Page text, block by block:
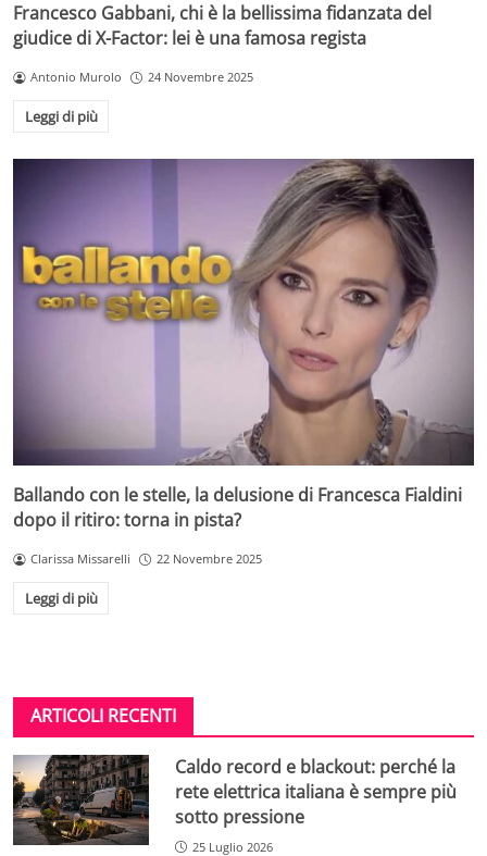
Francesco Gabbani, chi è la bellissima fidanzata del
giudice di X-Factor: lei è una famosa regista
Antonio Murolo 24 Novembre 2025
Leggi di più
Ballando con le stelle, la delusione di Francesca Fialdini
dopo il ritiro: torna in pista?
Clarissa Missarelli 22 Novembre 2025
Leggi di più
ARTICOLI RECENTI
Caldo record e blackout: perché la
rete elettrica italiana è sempre più
sotto pressione
25 Luglio 2026